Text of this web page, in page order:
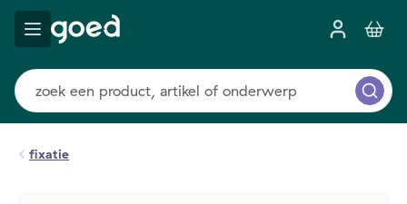
fixatie